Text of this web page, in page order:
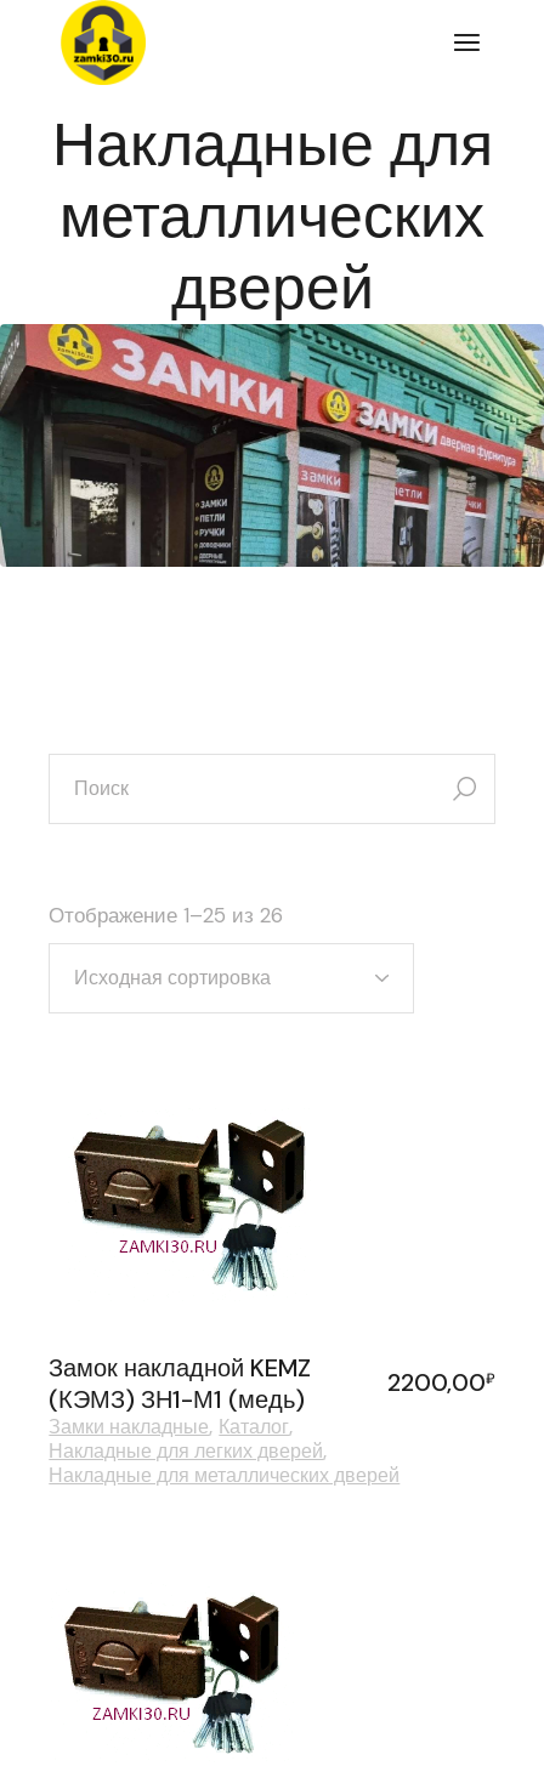
Перейти
содержимому
Накладные для
металлических
дверей
искать:
Отображение 1–25 из 26
Исходная сортировка
Замок накладной KEMZ
(КЭМЗ) ЗН1-М1 (медь)
2200,00₽
Замки накладные Каталог
Накладные для легких дверей
Накладные для металлических дверей